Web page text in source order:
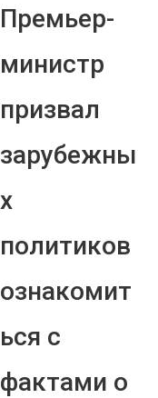
Премьер-
министр
призвал
зарубежны
х
политиков
ознакомит
ься с
фактами о